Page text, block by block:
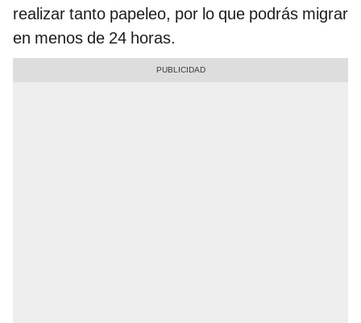
realizar tanto papeleo, por lo que podrás migrar
en menos de 24 horas.